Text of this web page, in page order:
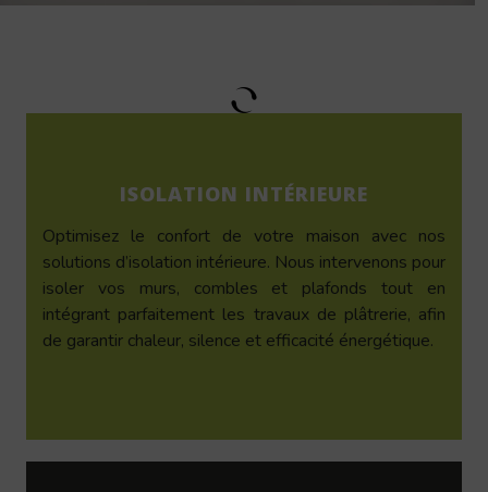
ISOLATION INTÉRIEURE
Optimisez le confort de votre maison avec nos
solutions d’isolation intérieure. Nous intervenons pour
isoler vos murs, combles et plafonds tout en
intégrant parfaitement les travaux de plâtrerie, afin
de garantir chaleur, silence et efficacité énergétique.